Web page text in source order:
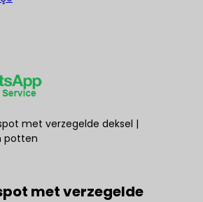
met verzegelde deksel |
potten
met verzegelde